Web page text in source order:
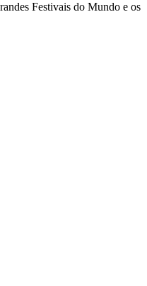
Festivais do Mundo e os